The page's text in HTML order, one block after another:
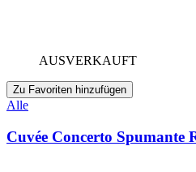
AUSVERKAUFT
Zu Favoriten hinzufügen
Alle
Cuvée Concerto Spumante